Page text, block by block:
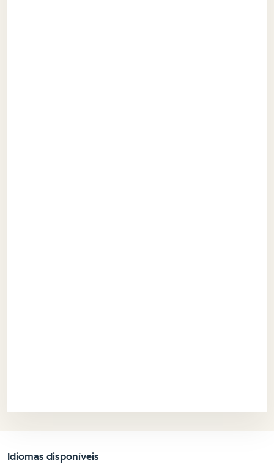
Idiomas disponíveis